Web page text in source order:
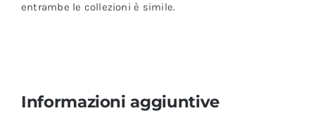
entrambe le collezioni è simile.
Informazioni aggiuntive